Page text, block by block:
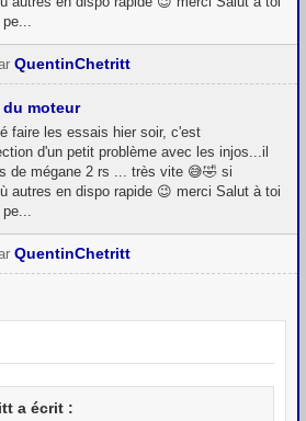
QuentinChetritt
moteur
faire les essais hier soir, c'est
d'un petit problème avec les injos...il
de mégane 2 rs ... très vite 😅🤣 si
autres en dispo rapide 😉 merci Salut à toi
QuentinChetritt
a écrit :